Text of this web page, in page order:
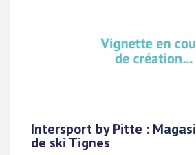
Intersport by Pitte :
de ski Tignes